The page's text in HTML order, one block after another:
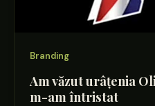
Branding
Am văzut urâțenia
m-am întristat